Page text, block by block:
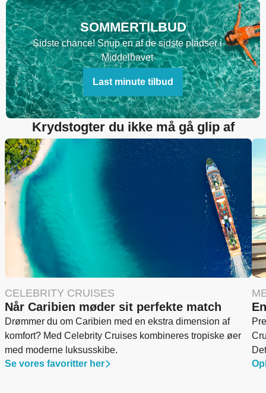
SOMMERTILBUD
Sidste chance! Snup en af de sidste pladser i
Middelhavet
Last minute tilbud
Krydstogter du ikke må gå glip af
CELEBRITY CRUISES
Når Caribien møder sit perfekte match
Drømmer du om Caribien med en ekstra dimension af
komfort? Med Celebrity Cruises kombineres tropiske øer
med moderne luksusskibe.
Se vores favoritter her